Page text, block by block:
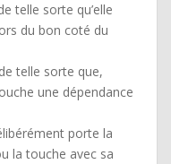
telle sorte qu’elle
du bon coté du
telle sorte que,
une dépendance
porte la
la touche avec sa